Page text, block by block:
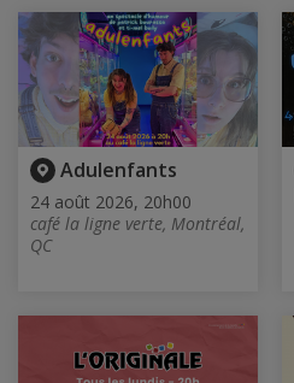
Adulenfants
24 août 2026, 20h00
café la ligne verte, Montréal,
QC